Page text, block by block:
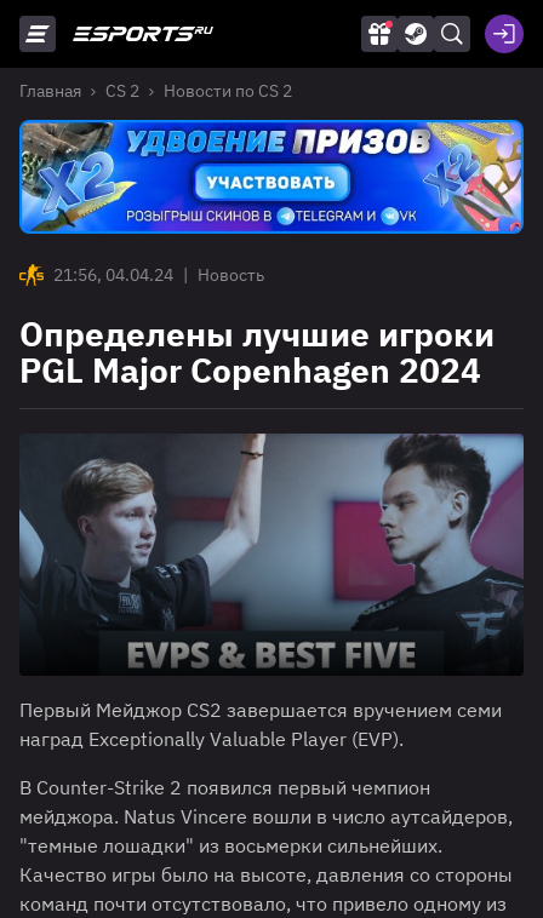
Главная CS 2 Новости по CS 2
21:56, 04.04.24 | Новость
Определены лучшие игроки
PGL Major Copenhagen 2024
Первый Мейджор CS2 завершается вручением семи
наград Exceptionally Valuable Player (EVP).
В Counter-Strike 2 появился первый чемпион
мейджора. Natus Vincere вошли в число аутсайдеров,
"темные лошадки" из восьмерки сильнейших.
Качество игры было на высоте, давления со стороны
команд почти отсутствовало, что привело одному из